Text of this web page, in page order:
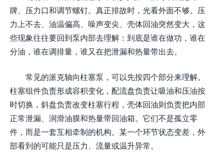
牌、压力口和调节螺钉。真正排故时，光看外面不够。压
力上不去、油温偏高、噪声变尖、壳体回油突然变大，这
些现象往往要回到泵内部去理解：到底是谁在做功，谁在
分油，谁在调排量，谁又在把泄漏和热量带出去。
常见的派克轴向柱塞泵，可以先按四个部分来理解。
柱塞组件负责形成容积变化，配流盘负责让吸油和压油按
时切换，斜盘负责改变柱塞行程，壳体回油则负责把内部
正常泄漏、润滑油膜和热量带回油箱。它们不是孤立零
件，而是一套互相牵制的机构。某一个环节状态变差，外
部看到的可能只是压力、流量或温升异常。